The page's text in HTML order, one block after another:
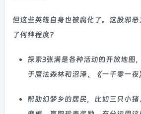
但这些英雄自身也被腐化了。这股邪
了何种程度？
探索3张满是各种活动的开放地图
于魔法森林和沼泽、《一千零一夜
帮助幻梦乡的居民，比如三只小